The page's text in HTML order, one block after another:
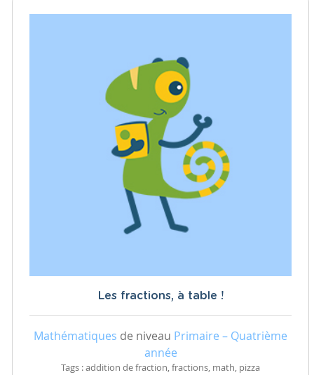
Les fractions, à table !
Mathématiques de niveau Primaire – Quatrième
année
Tags : addition de fraction, fractions, math, pizza